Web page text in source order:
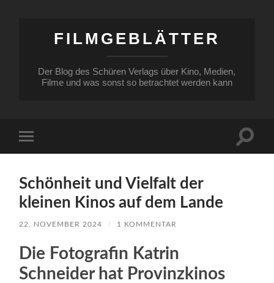
FILMGEBLÄTTER
Der Blog des Schüren Verlags über Kino, Medien,
Filme und was sonst so betrachtet werden kann
Menü
Schönheit und Vielfalt der
kleinen Kinos auf dem Lande
22. NOVEMBER 2024 / 1 KOMMENTAR
Die Fotografin Katrin
Schneider hat Provinzkinos